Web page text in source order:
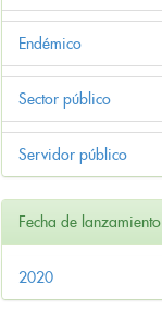
Endémico
Sector público
Servidor público
Fecha de lanzamiento
2020